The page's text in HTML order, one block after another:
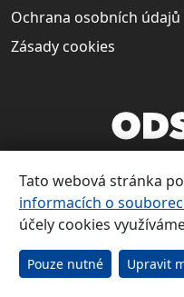
Ochrana osobních údajů
Zásady cookies
Občanská
Tato webová stránka
informacích o
účely cookies
Pouze nutné Upravit